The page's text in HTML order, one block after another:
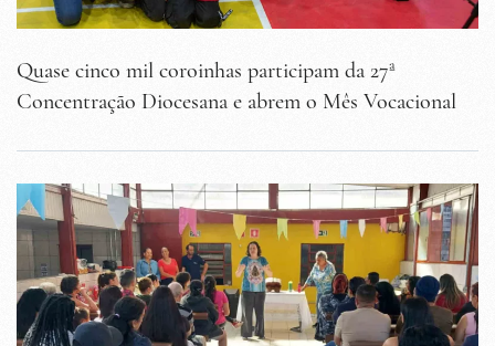
Quase cinco mil coroinhas participam da 27ª
Concentração Diocesana e abrem o Mês Vocacional